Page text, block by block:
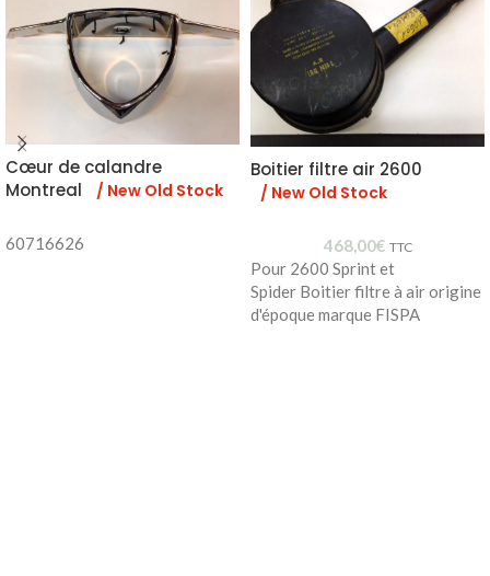
Cœur de calandre
Montreal
/ New Old Stock
60716626
Boitier filtre air 2600
/ New Old Stock
468,00€ TTC
Pour 2600 Sprint et
Spider Boitier filtre à air origine
d'époque marque FISPA